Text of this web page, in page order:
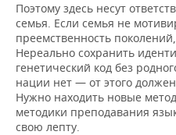
Поэтому здесь несут
семья. Если семья не
преемственность
Нереально сохранить
генетический код без
нации нет — от этого
Нужно находить новые
методики преподавания
свою лепту.